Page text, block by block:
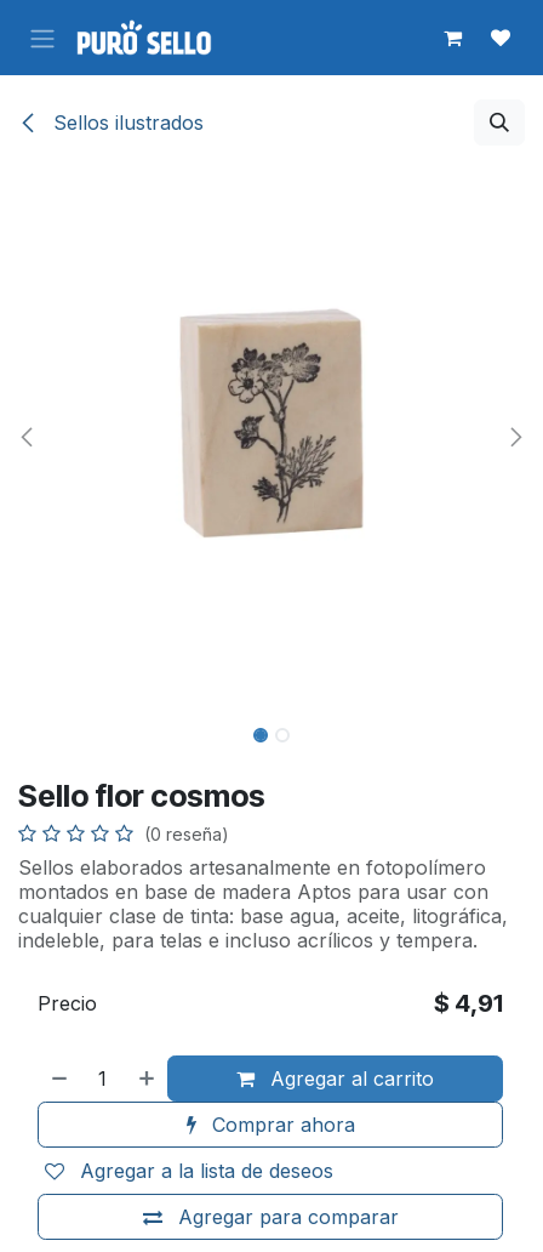
Ir al contenido
Sellos ilustrados
Sello flor cosmos
(0 reseña)
Sellos elaborados artesanalmente en fotopolímero
montados en base de madera Aptos para usar con
cualquier clase de tinta: base agua, aceite, litográfica,
indeleble, para telas e incluso acrílicos y tempera.
Agregar al carrito
Comprar ahora
Agregar para comparar
Agregar a la lista de deseos
Precio $ 4,91